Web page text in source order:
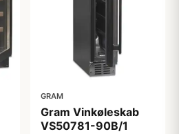
GRAM
Gram Vinkøleskab
VS50781-90B/1